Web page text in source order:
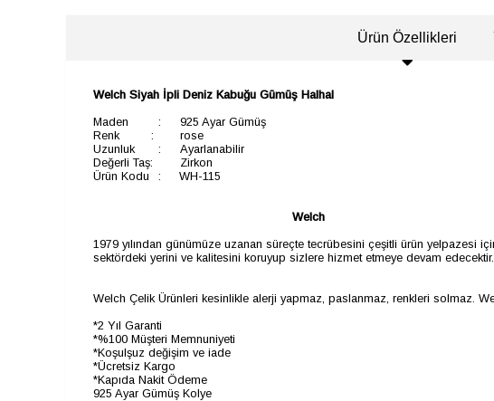
Ürün Özellikleri
​Welch Siyah İpli Deniz Kabuğu Gümüş Halhal
Maden
:
925 Ayar Gümüş
Renk
:
rose
Uzunluk
:
Ayarlanabilir
Değerli Taş:
Zirkon
Ürün Kodu
: WH-115
Welch
1979 yılından günümüze uzanan süreçte tecrübesini çeşitli ürün yelpazesi
sektördeki yerini ve kalitesini koruyup sizlere hizmet etmeye devam edecektir.
Welch Çelik Ürünleri kesinlikle alerji yapmaz, paslanmaz, renkleri solmaz.
*2 Yıl Garanti
*%100 Müşteri Memnuniyeti
*Koşulşuz değişim ve iade
*Ücretsiz Kargo
*Kapıda Nakit Ödeme
925 Ayar Gümüş Kolye